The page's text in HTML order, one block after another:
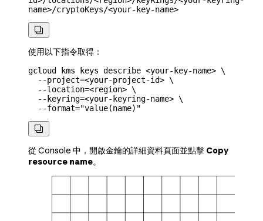
name>/cryptoKeys/<your-key-name>

使用以下指令取得：
gcloud kms keys describe <your-key-name> \
  --project=
<your-project-id> \
  --location=
<region> \
  --keyring=
<your-keyring-name> \
  --format=
"value(name)"

從 Console 中，開啟金鑰的詳細資料頁面並點擊 Copy
resource name。